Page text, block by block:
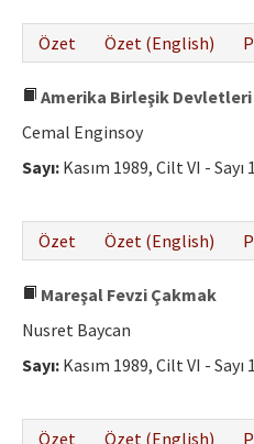
İletişim
Özet
Özet (English)
Amerika Birleşik
Cemal Enginsoy
Sayı: Kasım 1989, Cilt VI - Sayı
Özet
Özet (English)
Mareşal Fevzi Çakmak
Nusret Baycan
Sayı: Kasım 1989, Cilt VI - Sayı
Özet
Özet (English)